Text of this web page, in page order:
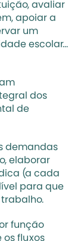
avaliar
apoiar a
um
escolar…
dos
de
demandas
elaborar
(a cada
para que
função
os fluxos